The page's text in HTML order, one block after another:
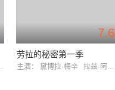
7.6
劳拉的秘密第一季
主演： 黛博拉·梅辛 拉兹·阿隆索